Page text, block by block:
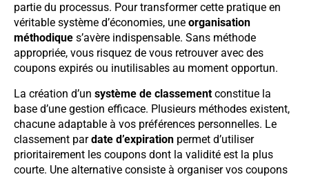
partie du processus. Pour transformer cette pratique en
véritable système d’économies, une organisation
méthodique s’avère indispensable. Sans méthode
appropriée, vous risquez de vous retrouver avec des
coupons expirés ou inutilisables au moment opportun.
La création d’un système de classement constitue la
base d’une gestion efficace. Plusieurs méthodes existent,
chacune adaptable à vos préférences personnelles. Le
classement pardate d’expiration permet d’utiliser
prioritairement les coupons dont la validité est la plus
courte. Une alternative consiste à organiser vos coupons